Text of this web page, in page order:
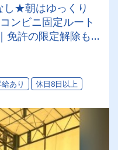
★朝はゆっくり
ンビニ固定ルート
許の限定解除も全
イベートも最高に
あり 休日8日以上